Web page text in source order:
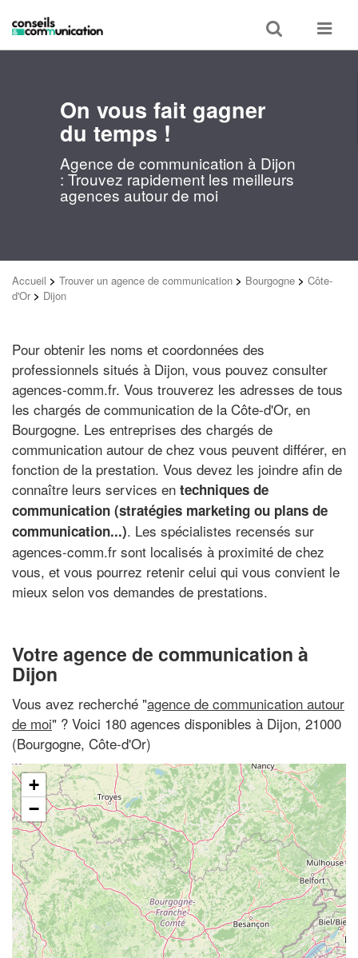
Toggle
search
Toggle
On vous fait gagner
du temps !
Agence de communication à Dijon
: Trouvez rapidement les meilleurs
agences autour de moi
Accueil > Trouver un agence de communication > Bourgogne > Côte-
d'Or > Dijon
Pour obtenir les noms et coordonnées des
professionnels situés à Dijon, vous pouvez consulter
agences-comm.fr. Vous trouverez les adresses de tous
les chargés de communication de la Côte-d'Or, en
Bourgogne. Les entreprises des chargés de
communication autour de chez vous peuvent différer, en
fonction de la prestation. Vous devez les joindre afin de
connaître leurs services en techniques de
communication (stratégies marketing ou plans de
communication...). Les spécialistes recensés sur
agences-comm.fr sont localisés à proximité de chez
vous, et vous pourrez retenir celui qui vous convient le
mieux selon vos demandes de prestations.
Votre agence de communication à
Dijon
Vous avez recherché "agence de communication autour
de moi" ? Voici 180 agences disponibles à Dijon, 21000
(Bourgogne, Côte-d'Or)
+
−